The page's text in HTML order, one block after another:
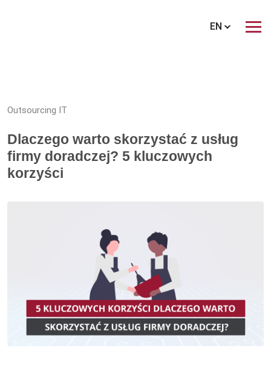
EN
Outsourcing IT
Dlaczego warto skorzystać z usług
firmy doradczej? 5 kluczowych
korzyści